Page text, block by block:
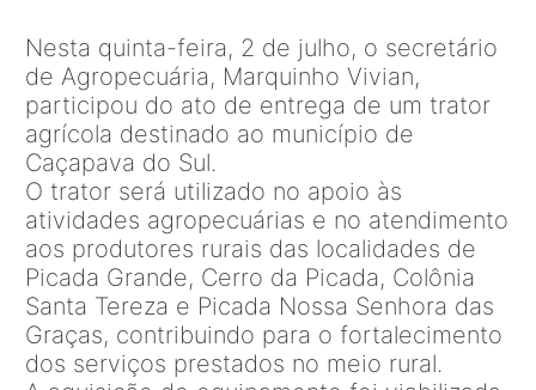
Nesta quinta-feira, 2 de julho, o secretário
de Agropecuária, Marquinho Vivian,
participou do ato de entrega de um trator
agrícola destinado ao município de
Caçapava do Sul.
O trator será utilizado no apoio às
atividades agropecuárias e no atendimento
aos produtores rurais das localidades de
Picada Grande, Cerro da Picada, Colônia
Santa Tereza e Picada Nossa Senhora das
Graças, contribuindo para o fortalecimento
dos serviços prestados no meio rural.